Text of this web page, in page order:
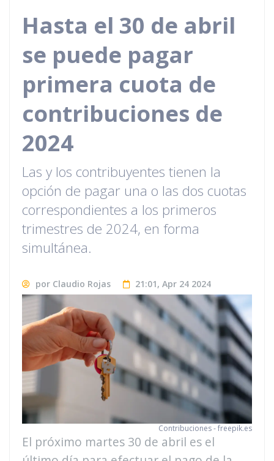
Hasta el 30 de abril
se puede pagar
primera cuota de
contribuciones de
2024
Las y los contribuyentes tienen la
opción de pagar una o las dos cuotas
correspondientes a los primeros
trimestres de 2024, en forma
simultánea.
por Claudio Rojas 21:01, Apr 24 2024
Contribuciones - freepik.es
El próximo martes 30 de abril es el